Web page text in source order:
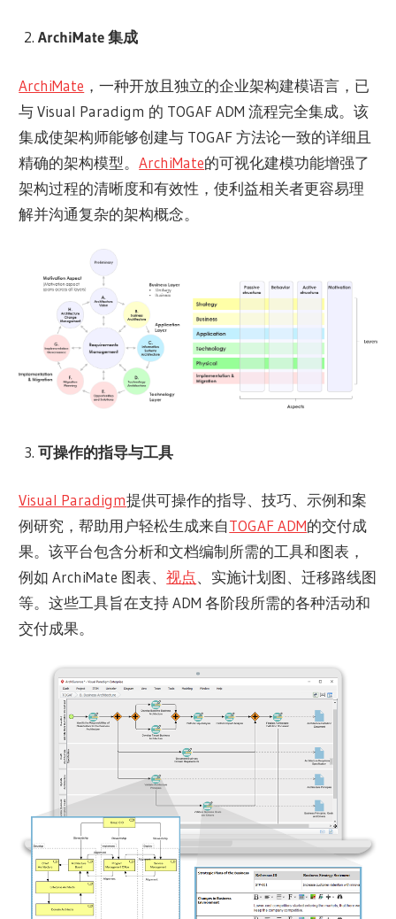
ArchiMate 集成
ArchiMate ，一种开放且独立的企业架构建模语言，已
与 Visual Paradigm 的 TOGAF ADM 流程完全集成。该
集成使架构师能够创建与 TOGAF 方法论一致的详细且
精确的架构模型。ArchiMate的可视化建模功能增强了
架构过程的清晰度和有效性，使利益相关者更容易理
解并沟通复杂的架构概念。
可操作的指导与工具
Visual Paradigm提供可操作的指导、技巧、示例和案
例研究，帮助用户轻松生成来自TOGAF ADM的交付成
果。该平台包含分析和文档编制所需的工具和图表，
例如 ArchiMate 图表、视点、实施计划图、迁移路线图
等。这些工具旨在支持 ADM 各阶段所需的各种活动和
交付成果。